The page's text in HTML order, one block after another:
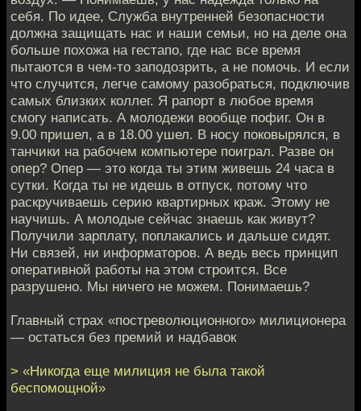
себя. По идее, Служба внутренней безопасности
должна защищать нас и наши семьи, но на деле она
больше похожа на гестапо, где нас все время
пытаются в чем-то заподозрить, а не помочь. И если
что случится, легче самому разобраться, подключив
самых близких коллег. Я рапорт в любое время
смогу написать. А молодежи вообще пофиг. Он в
9.00 пришел, а в 18.00 ушел. В носу поковырялся, в
танчики на рабочем компьютере поиграл. Разве он
опер? Опер — это когда ты этим живешь 24 часа в
сутки. Когда ты не идешь в отпуск, потому что
раскручиваешь серию квартирных краж. Этому не
научишь. А молодые сейчас знаешь как живут?
Получили зарплату, поплакались и дальше сидят.
Ни связей, ни информаторов. А ведь весь принцип
оперативной работы на этом строится. Все
разрушено. Мы ничего не можем. Понимаешь?
Главный страх «постреволюционного» милиционера
— остаться без премий и надбавок
> «Никогда еще милиция не была такой
беспомощной»